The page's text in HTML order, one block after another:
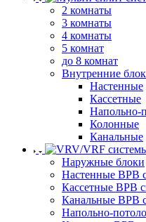
2 комнаты
3 комнаты
4 комнаты
5 комнат
до 8 комнат
Внутренние
Настенные
Кассетные
Напольно-
Колонные
Канальные
Наружные блоки
Настенные ВРВ
Кассетные ВРВ
Канальные ВРВ
Напольно-